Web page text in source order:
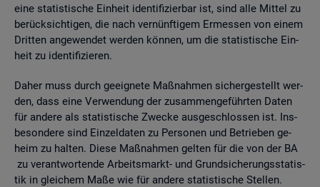
eine sta­tis­ti­sche Ein­heit iden­ti­fi­zier­bar ist, sind alle Mit­tel zu
be­rück­sich­ti­gen, die nach ver­nünf­ti­gem Er­mes­sen von einem
Drit­ten an­ge­wen­det wer­den kön­nen, um die sta­tis­ti­sche Ein­
heit zu iden­ti­fi­zie­ren.
Daher muss durch ge­eig­ne­te Maß­nah­men si­cher­ge­stellt wer­
den, dass eine Ver­wen­dung der zu­sam­men­ge­führ­ten Daten
für an­de­re als sta­tis­ti­sche Zwe­cke aus­ge­schlos­sen ist. Ins­
be­son­de­re sind Ein­zel­da­ten zu Per­so­nen und Be­trie­ben ge­
heim zu hal­ten. Diese Maß­nah­men gel­ten für die von der BA
zu ver­ant­wor­ten­de Ar­beits­markt- und Grund­si­che­rungs­sta­tis­
tik in glei­chem Maße wie für an­de­re sta­tis­ti­sche Stel­len.